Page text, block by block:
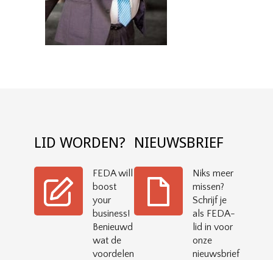
LID WORDEN?
FEDA will
boost
your
business!
Benieuwd
wat de
voordelen
NIEUWSBRIEF
Niks meer
missen?
Schrijf je
als FEDA-
lid in voor
onze
nieuwsbrief